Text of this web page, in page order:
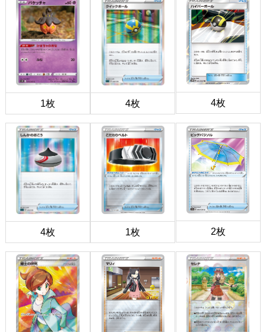
1枚 4枚 4枚
4枚 1枚 2枚